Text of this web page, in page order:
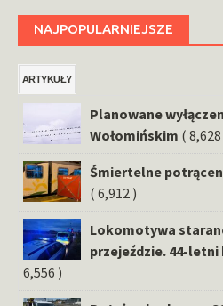
NAJPOPULARNIEJSZE
ARTYKUŁY
Planowane
Wołomińskim ( 8,628
Śmiertelne
( 6,912 )
Lokomotywa
przejeździe. 44-letni
6,556 )